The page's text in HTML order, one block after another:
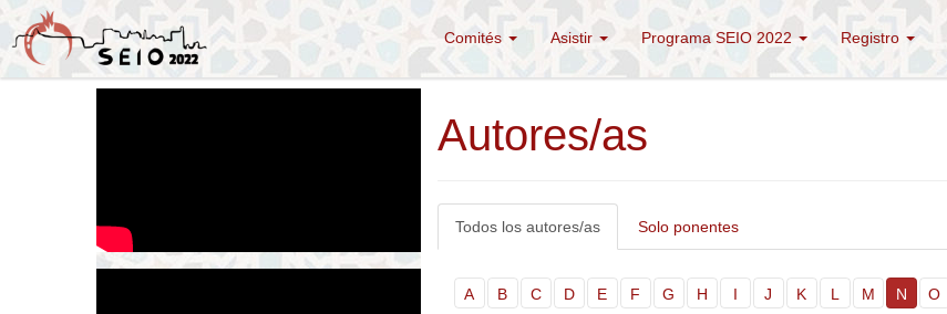
Comités Asistir Programa SEIO 2022 Registro
Autores/as
Todos los autores/as Solo ponentes
A B C D E F G H I J K L M N O